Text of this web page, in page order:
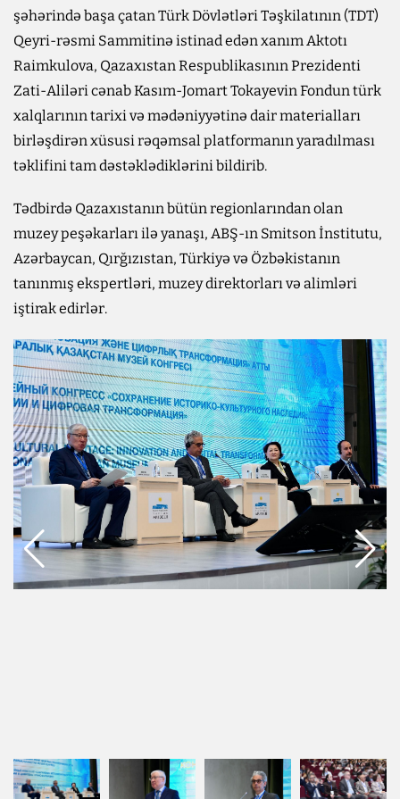
şəhərində başa çatan Türk Dövlətləri Təşkilatının (TDT)
Qeyri-rəsmi Sammitinə istinad edən xanım Aktotı
Raimkulova, Qazaxıstan Respublikasının Prezidenti
Zati-Aliləri cənab Kasım-Jomart Tokayevin Fondun türk
xalqlarının tarixi və mədəniyyətinə dair materialları
birləşdirən xüsusi rəqəmsal platformanın yaradılması
təklifini tam dəstəklədiklərini bildirib.
Tədbirdə Qazaxıstanın bütün regionlarından olan
muzey peşəkarları ilə yanaşı, ABŞ-ın Smitson İnstitutu,
Azərbaycan, Qırğızıstan, Türkiyə və Özbəkistanın
tanınmış ekspertləri, muzey direktorları və alimləri
iştirak edirlər.